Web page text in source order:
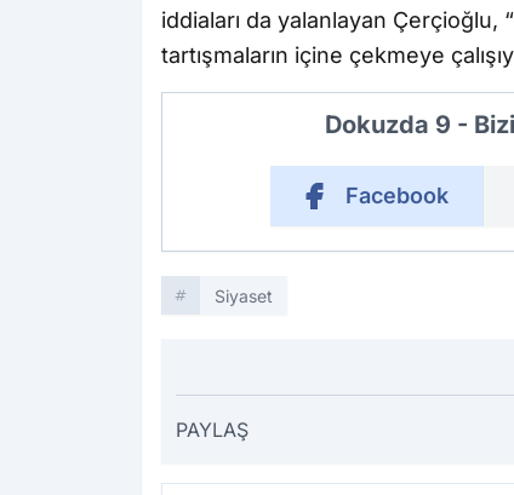
iddiaları da yalanlayan Çerçioğlu,
tartışmaların içine çekmeye
Dokuzda 9 -
Facebook
Siyaset
PAYLAŞ